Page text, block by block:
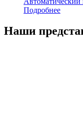
Подробнее
Наши